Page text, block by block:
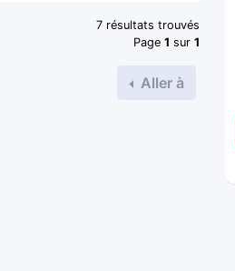
7 résultats trouvés
Page 1 sur 1
Aller à